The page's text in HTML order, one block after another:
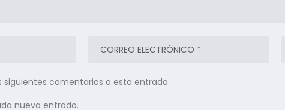
siguientes comentarios a esta entrada.
nueva entrada.